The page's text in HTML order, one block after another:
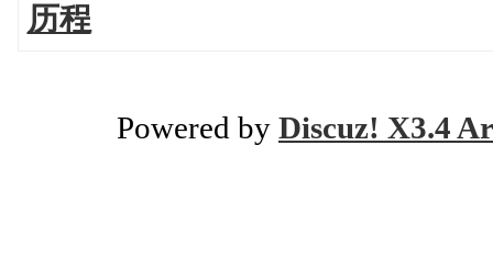
历程
Powered by Discuz! X3.4